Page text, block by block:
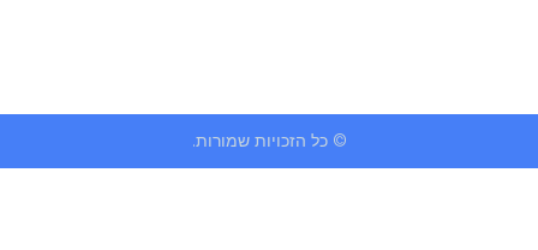
© כל הזכויות שמורות.